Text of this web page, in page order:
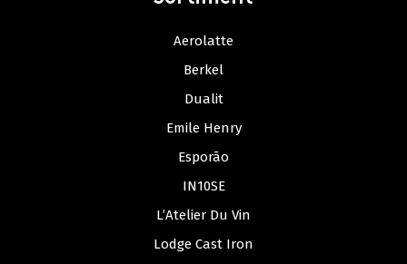
Aerolatte
Berkel
Dualit
Emile Henry
Esporão
IN10SE
L’Atelier Du Vin
Lodge Cast Iron